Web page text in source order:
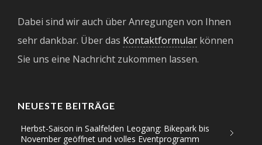
Dabei sind wir auch über Anregungen von Ihnen
sehr dankbar. Über das Kontaktformular können
Sie uns eine Nachricht zukommen lassen.
NEUESTE BEITRÄGE
Herbst-Saison in Saalfelden Leogang: Bikepark bis
November geöffnet und volles Eventprogramm